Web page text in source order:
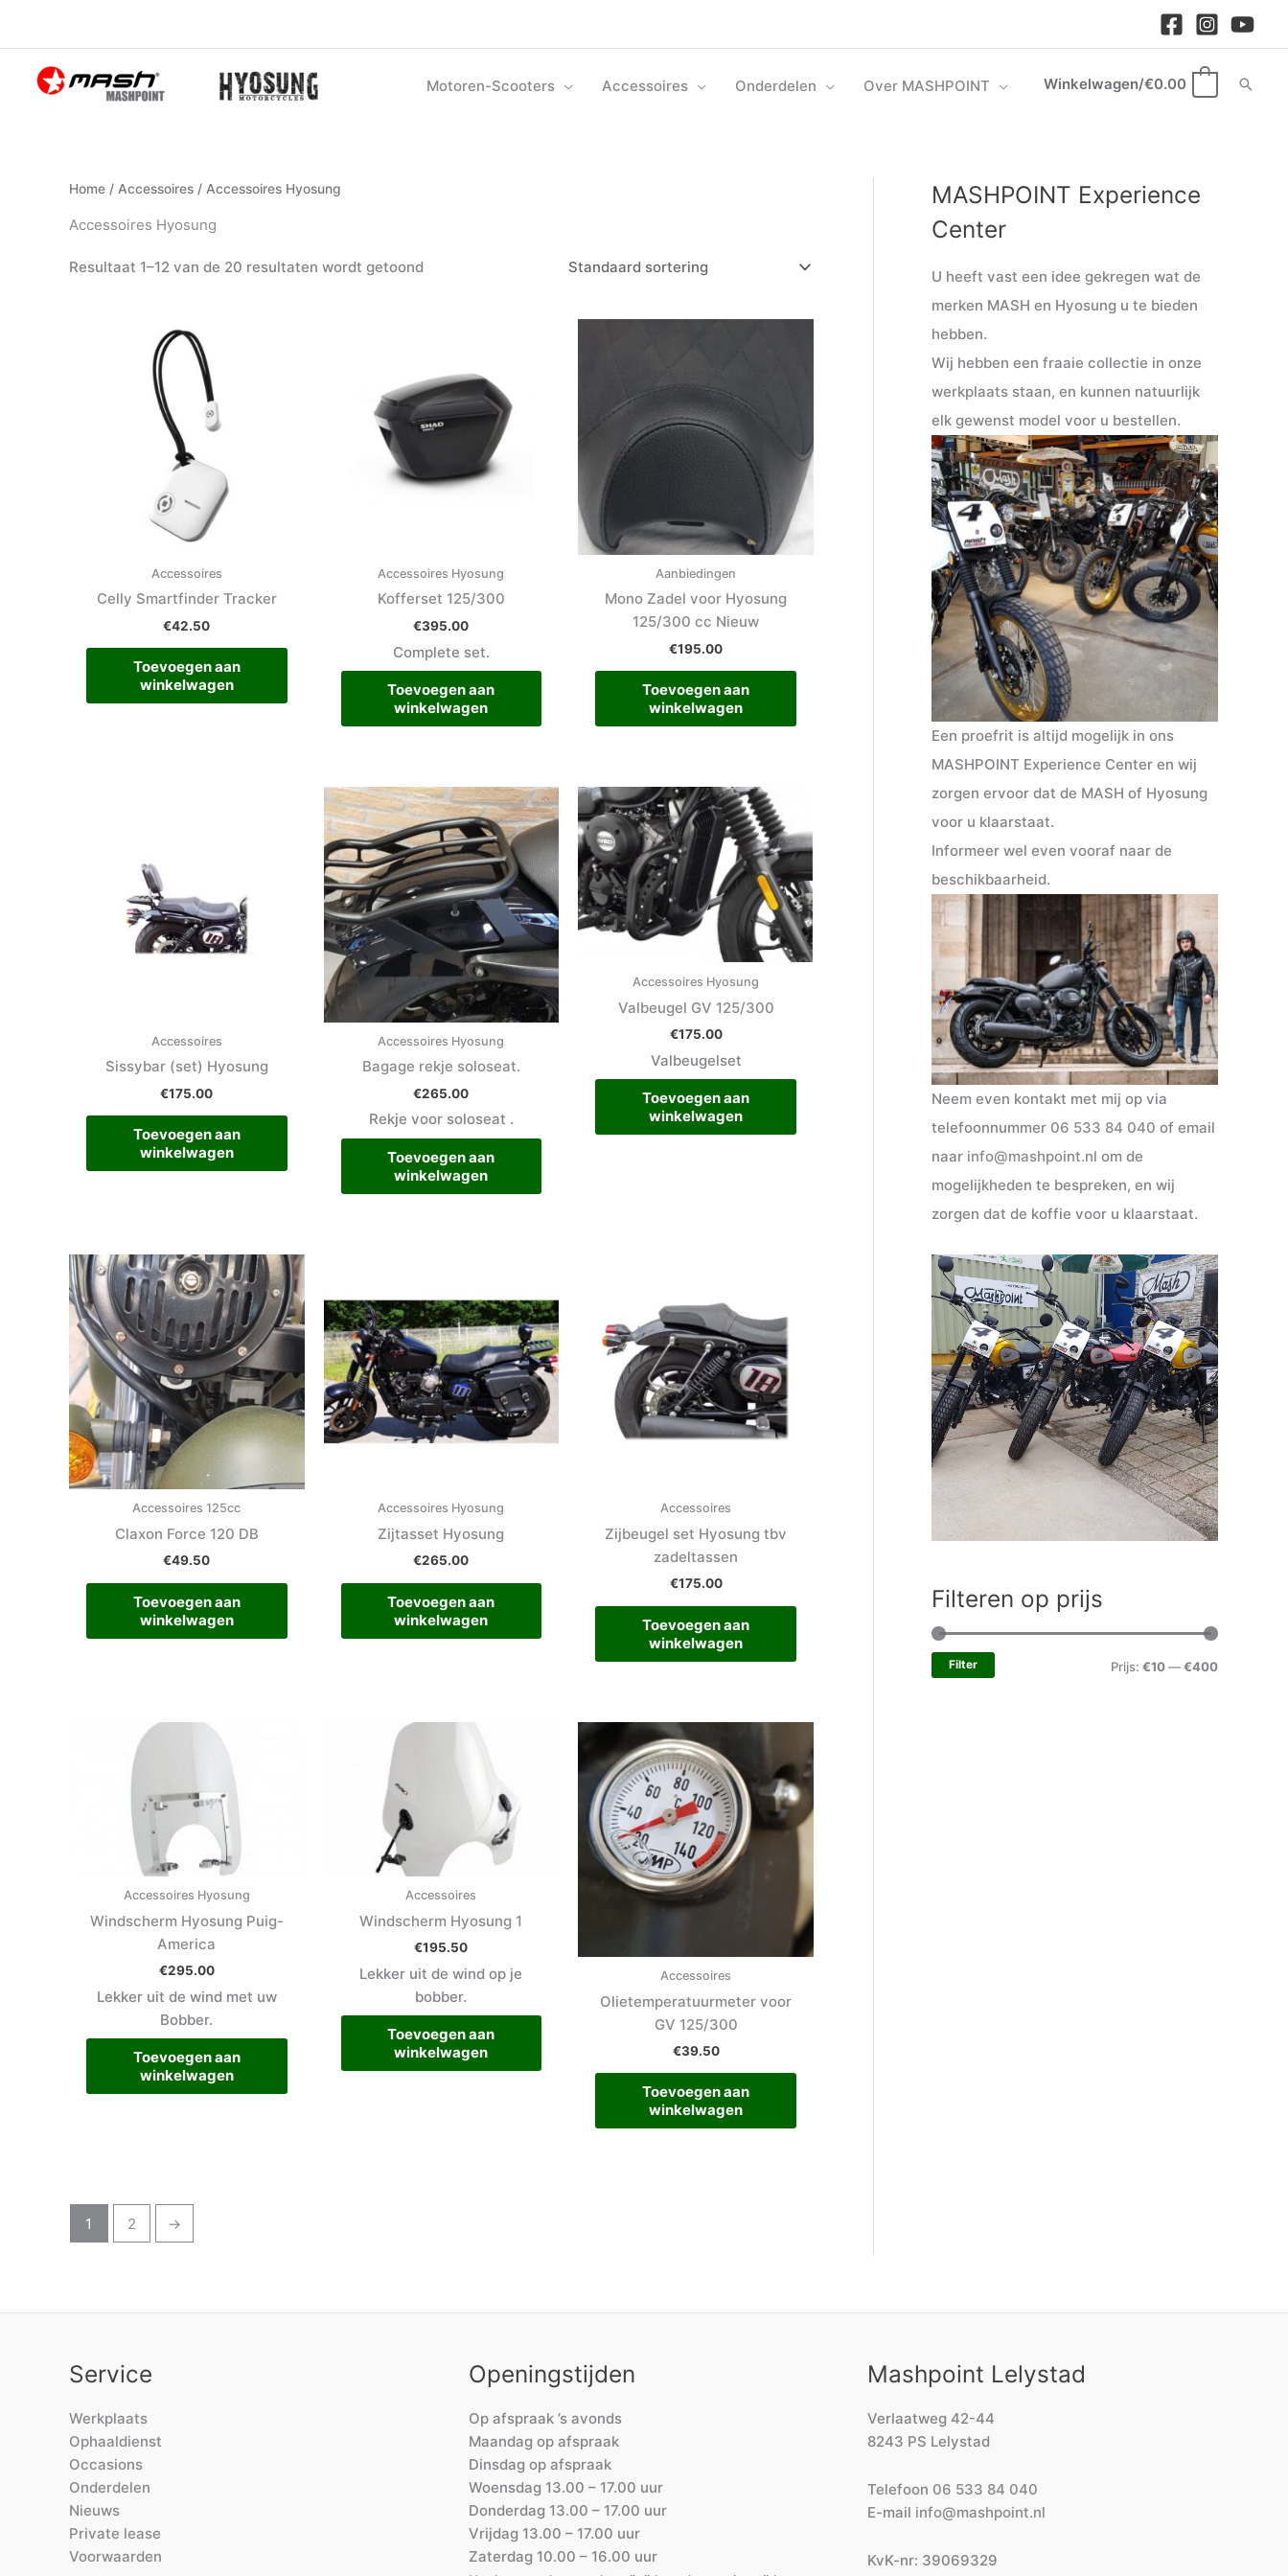
inhoud
Motoren-Scooters Accessoires Onderdelen Over MASHPOINT Winkelwagen/€0.00
Home / Accessoires / Accessoires Hyosung
Accessoires Hyosung
Resultaat 1–12 van de 20 resultaten wordt getoond
Accessoires
Celly Smartfinder Tracker
€42.50
Toevoegen aan
winkelwagen
Accessoires Hyosung
Kofferset 125/300
€395.00
Complete set.
Toevoegen aan
winkelwagen
Aanbiedingen
Mono Zadel voor Hyosung
125/300 cc Nieuw
€195.00
Toevoegen aan
winkelwagen
Accessoires
Sissybar (set) Hyosung
€175.00
Toevoegen aan
winkelwagen
Accessoires Hyosung
Bagage rekje soloseat.
€265.00
Rekje voor soloseat .
Toevoegen aan
winkelwagen
Accessoires Hyosung
Valbeugel GV 125/300
€175.00
Valbeugelset
Toevoegen aan
winkelwagen
Accessoires 125cc
Claxon Force 120 DB
€49.50
Toevoegen aan
winkelwagen
Accessoires Hyosung
Zijtasset Hyosung
€265.00
Toevoegen aan
winkelwagen
Accessoires
Zijbeugel set Hyosung tbv
zadeltassen
€175.00
Toevoegen aan
winkelwagen
Accessoires Hyosung
Windscherm Hyosung Puig-
America
€295.00
Lekker uit de wind met uw
Bobber.
Toevoegen aan
winkelwagen
Accessoires
Windscherm Hyosung 1
€195.50
Lekker uit de wind op je
bobber.
Toevoegen aan
winkelwagen
Accessoires
Olietemperatuurmeter voor
GV 125/300
€39.50
Toevoegen aan
winkelwagen
1 2 →
MASHPOINT Experience
Center
U heeft vast een idee gekregen wat de
merken MASH en Hyosung u te bieden
hebben.
Wij hebben een fraaie collectie in onze
werkplaats staan, en kunnen natuurlijk
elk gewenst model voor u bestellen.
Een proefrit is altijd mogelijk in ons
MASHPOINT Experience Center en wij
zorgen ervoor dat de MASH of Hyosung
voor u klaarstaat.
Informeer wel even vooraf naar de
beschikbaarheid.
Neem even kontakt met mij op via
telefoonnummer 06 533 84 040 of email
naar info@mashpoint.nl om de
mogelijkheden te bespreken, en wij
zorgen dat de koffie voor u klaarstaat.
Filteren op prijs
Filter Prijs: €10—€400
Service
Werkplaats
Ophaaldienst
Occasions
Onderdelen
Nieuws
Private lease
Voorwaarden
Openingstijden
Op afspraak ’s avonds
Maandag op afspraak
Dinsdag op afspraak
Woensdag 13.00 – 17.00 uur
Donderdag 13.00 – 17.00 uur
Vrijdag 13.00 – 17.00 uur
Zaterdag 10.00 – 16.00 uur
Mashpoint Lelystad
Verlaatweg 42-44
8243 PS Lelystad
Telefoon 06 533 84 040
E-mail info@mashpoint.nl
KvK-nr: 39069329